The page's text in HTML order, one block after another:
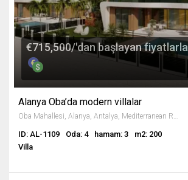
€715,500/'dan başlayan fiyatlarla
Alanya Oba’da modern villalar
ID: AL-1109 Oda: 4 hamam: 3
m2: 200
Villa